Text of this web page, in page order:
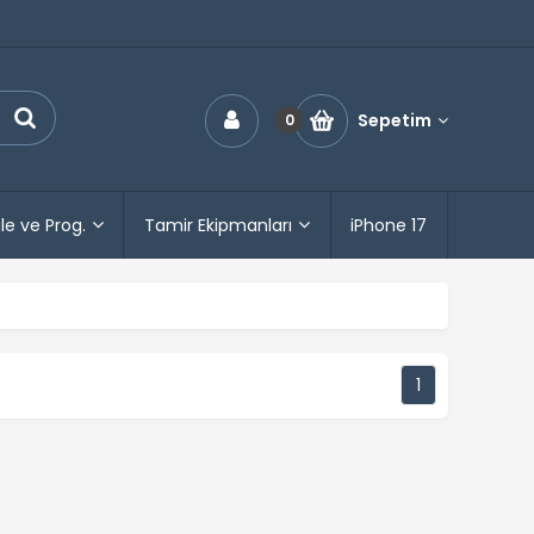
0 Sepetim
ve Prog. Tamir Ekipmanları iPhone 17
1